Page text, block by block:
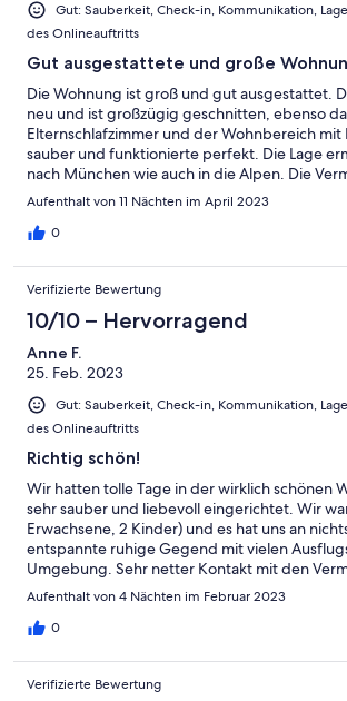
Gut: Sauberkeit, Check-in, Kommunikation,
des Onlineauftritts
Gut ausgestattete und große
Die Wohnung ist groß und gut ausgestattet.
neu und ist großzügig geschnitten, ebenso
Elternschlafzimmer und der Wohnbereich mit
sauber und funktionierte perfekt. Die Lage
nach München wie auch in die Alpen. Die
freundlich und beantwortete alle Fragen. Wir
zufrieden und würden jederzeit wieder
Aufenthalt von 11 Nächten im April 2023
0
Verifizierte Bewertung
10/10 – Hervorragend
Anne F.
25. Feb. 2023
Gut: Sauberkeit, Check-in, Kommunikation,
des Onlineauftritts
Richtig schön!
Wir hatten tolle Tage in der wirklich schönen
sehr sauber und liebevoll eingerichtet. Wir
Erwachsene, 2 Kinder) und es hat uns an
entspannte ruhige Gegend mit vielen
Umgebung. Sehr netter Kontakt mit den
und vor Ort!
Aufenthalt von 4 Nächten im Februar 2023
0
Verifizierte Bewertung